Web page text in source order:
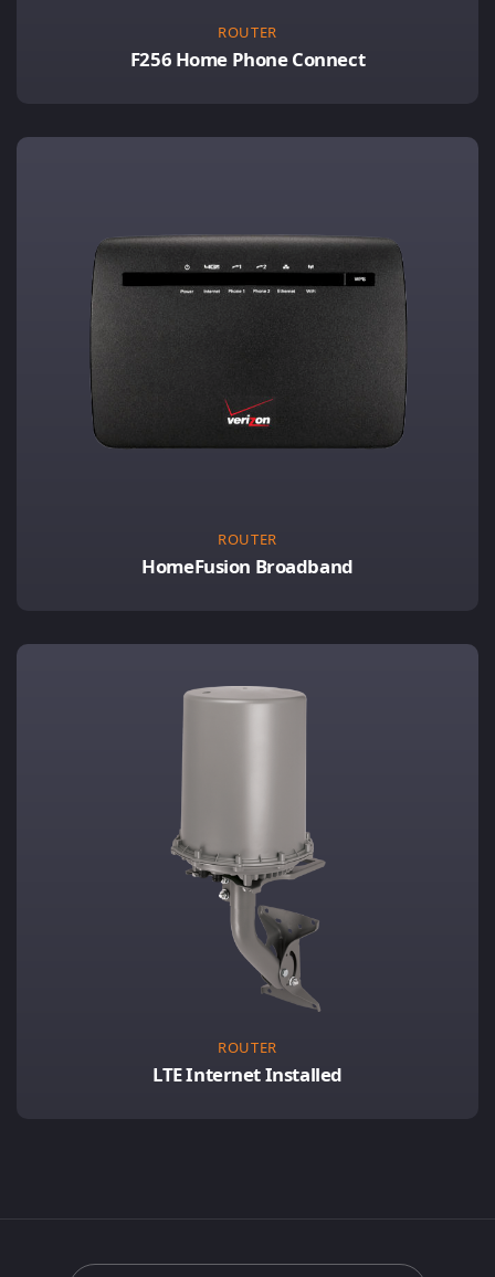
ROUTER
F256 Home Phone Connect
ROUTER
HomeFusion Broadband
ROUTER
LTE Internet Installed